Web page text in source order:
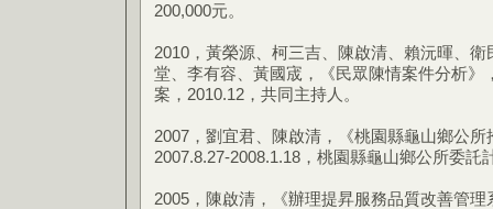
200,000元。
2010，黃榮源、柯三吉、陳啟清、賴沅暉、
堂、李有容、黃國宬，《民眾陳情案件分析》
案，2010.12，共同主持人。
2007，劉宜君、陳啟清，《桃園縣龜山鄉公
2007.8.27-2008.1.18，桃園縣龜山鄉公所委託
2005，陳啟清，《辦理提昇服務品質改善管